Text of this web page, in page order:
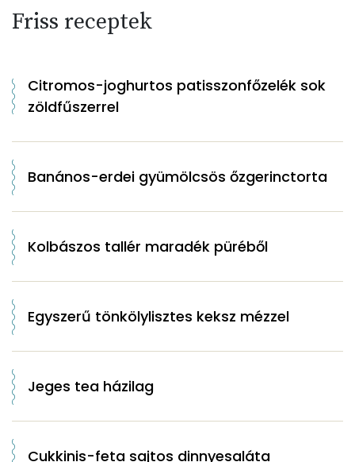
Friss receptek
Citromos-joghurtos patisszonfőzelék sok
zöldfűszerrel
Banános-erdei gyümölcsös őzgerinctorta
Kolbászos tallér maradék püréből
Egyszerű tönkölylisztes keksz mézzel
Jeges tea házilag
Cukkinis-feta sajtos dinnyesaláta